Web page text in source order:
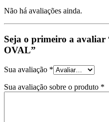
Não há avaliações ainda.
Seja o primeiro a
OVAL”
Sua avaliação *
Sua avaliação sobre o produto *